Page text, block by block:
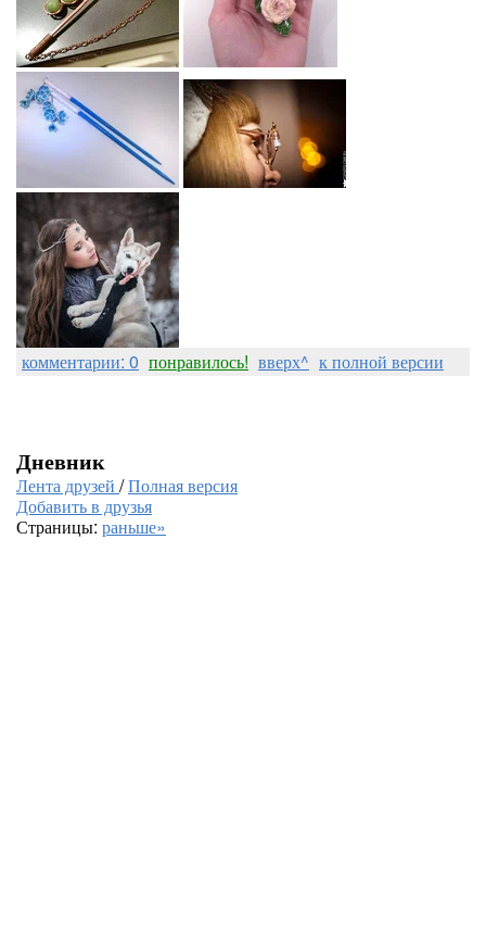
комментарии: 0 понравилось! вверх^ к полной версии
Дневник
Лента друзей /Полная версия
Добавить в друзья
Страницы: раньше»